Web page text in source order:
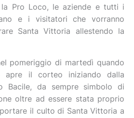
la Pro Loco, le aziende e tutti i
e i visitatori che vorranno
Santa Vittoria allestendo la
pomeriggio di martedì quando
apre il corteo iniziando dalla
Bacile, da sempre simbolo di
oltre ad essere stata proprio
il culto di Santa Vittoria a